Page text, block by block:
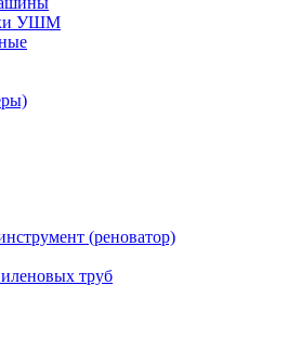
УШМ
(реноватор)
труб